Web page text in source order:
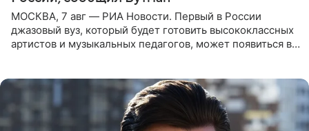
МОСКВА, 7 авг — РИА Новости. Первый в России
джазовый вуз, который будет готовить высококлассных
артистов и музыкальных педагогов, может появиться в